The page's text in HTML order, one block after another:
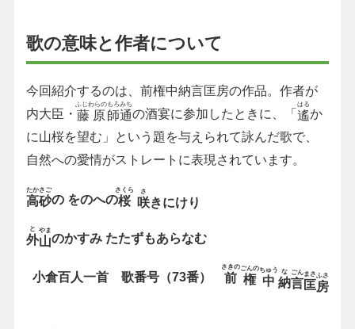
歌の意味と作者について
今回紹介するのは、前権中納言匡房の作品。作者が
内大臣・ 藤原
ふじわらの
師通
もろみち
の酒宴に参加したときに、「遙
はる
か
に山桜を望む」という題を与えられて詠んだ歌で、
自然への愛情がストレートに表現されています。
高砂
たかさご
の をのへの桜
さくら
咲
さ
きにけり
外
と
山
やま
のかすみ たたずもあらなむ
小倉百人一首 歌番号（73番）前
さきの
権
ごんの
中
ちゅう
納
な
言
ごん
匡
まさ
房
ふさ